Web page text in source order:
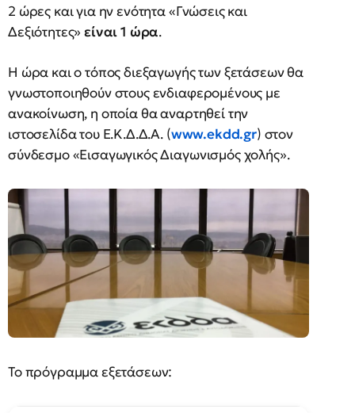
2 ώρες και για ην ενότητα «Γνώσεις και
Δεξιότητες»είναι 1 ώρα.
Η ώρα και ο τόπος διεξαγωγής των ξετάσεων θα
γνωστοποιηθούν στους ενδιαφερομένους με
ανακοίνωση, η οποία θα αναρτηθεί την
ιστοσελίδα του Ε.Κ.Δ.Δ.Α. (www.ekdd.gr) στον
σύνδεσμο «Εισαγωγικός Διαγωνισμός χολής».
Το πρόγραμμα εξετάσεων: